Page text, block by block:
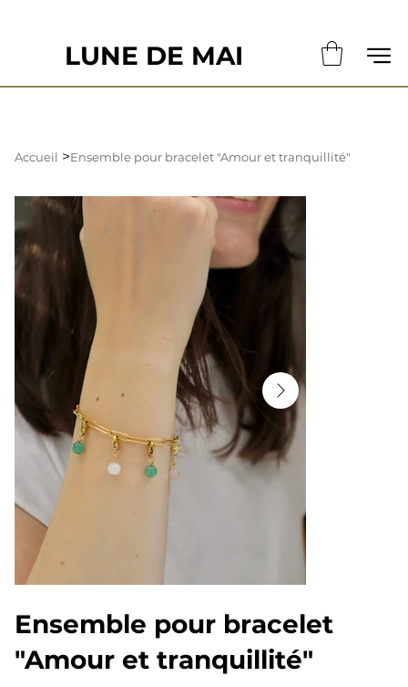
LUNE DE MAI
Accueil >Ensemble pour bracelet "Amour et tranquillité"
Ensemble pour bracelet
"Amour et tranquillité"